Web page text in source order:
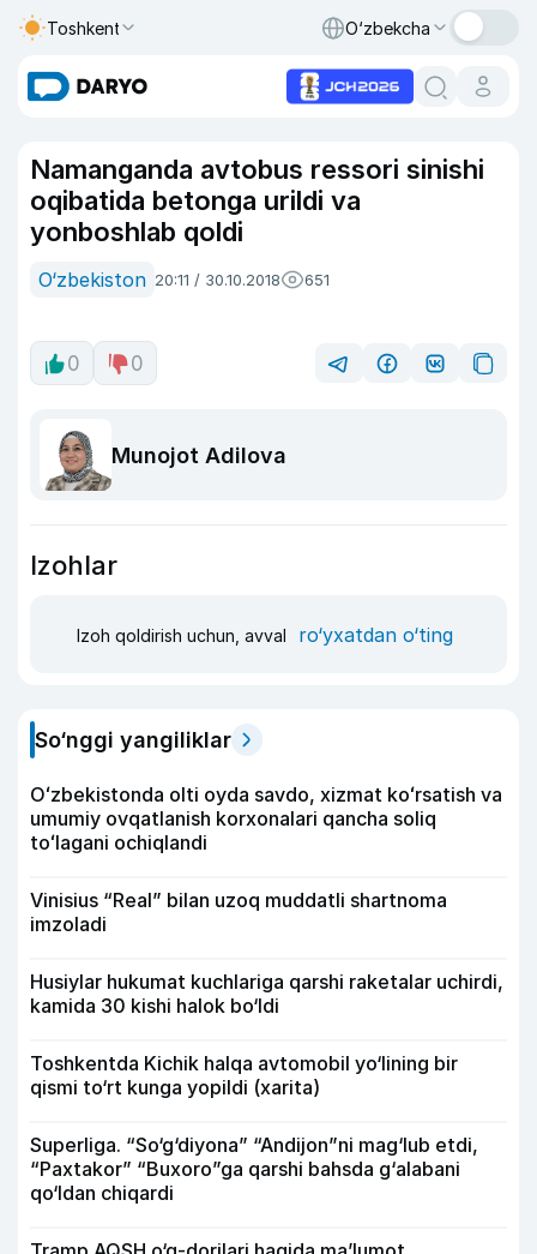
Toshkent O‘zbekcha
Namanganda avtobus ressori sinishi
oqibatida betonga urildi va
yonboshlab qoldi
O‘zbekiston 20:11 / 30.10.2018 651
0 0
Munojot Adilova
Izohlar
Izoh qoldirish uchun, avval ro‘yxatdan o‘ting
So‘nggi yangiliklar
Oʻzbekistonda olti oyda savdo, xizmat koʻrsatish va
umumiy ovqatlanish korxonalari qancha soliq
toʻlagani ochiqlandi
Vinisius “Real” bilan uzoq muddatli shartnoma
imzoladi
Husiylar hukumat kuchlariga qarshi raketalar uchirdi,
kamida 30 kishi halok bo‘ldi
Toshkentda Kichik halqa avtomobil yo‘lining bir
qismi to‘rt kunga yopildi (xarita)
Superliga. “So‘g‘diyona” “Andijon”ni mag‘lub etdi,
“Paxtakor” “Buxoro”ga qarshi bahsda g‘alabani
qo‘ldan chiqardi